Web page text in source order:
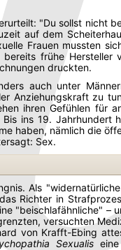
"Du sollst nicht
auf dem
Frauen mussten
frühe Hersteller
druckten.
auch unter
Anziehungskraft zu
ihren Gefühlen für
ins 19. Jahrhundert
haben, nämlich die
Sex.
Als
Richter in
"beischlafähnliche" –
versuchten
von Krafft-Ebing
Sexualis